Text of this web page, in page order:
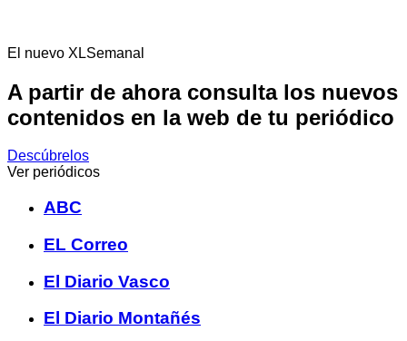
El nuevo XLSemanal
A partir de ahora consulta los nuevos
contenidos en la web de tu periódico
Descúbrelos
Ver periódicos
ABC
EL Correo
El Diario Vasco
El Diario Montañés